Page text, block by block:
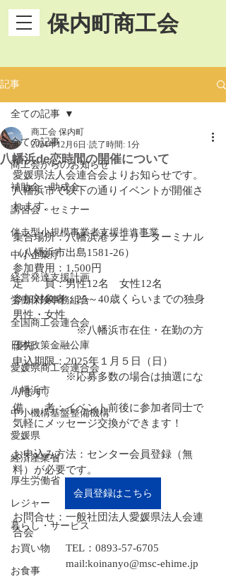
保内町商工会
記事
全ての記事
商工会からのお知らせ
補助金・助成金
講習会・セミナー
伴走型小規模事業者支援推進事業
中小企業庁
経営発達支援計画
労働保険事務組合
全国商工会連合会
日本政策金融公庫
愛媛県商工会連合会
八幡浜市
中小機構基盤整備機構
愛媛県
経済産業省
厚生労働省
レジャー
暮らし・サービス
お買い物
お食事
全ての記事
八幡浜de恋時間の開催について
商工会 保内町
2024年12月6日 読了時間: 1分
愛媛県法人会連合会よりお知らせです。
八幡浜市で以下の通りイベントが開催さ
れます。
集合場所：八幡浜港フェリーターミナル
（八幡浜市出島1581-26）
参加費用：1,500円
定　　員：男性12名　女性12名
参加対象者：25～40歳くらいまでの独身
男性・女性
※八幡浜市在住・在勤の方
優先
申込期限：2025年１月５日（日）
※応募多数の場合は抽選にな
ります。
備　　考：イベント前後に参加者同士で
気軽にメッセージ交換ができます！
お申込み方法：センター会員登録（無
料）が必要です。
会員登録はこちら
お問合せ：一般社団法人愛媛県法人会連
合会
TEL：0893-57-6705
mail:koinanyo@msc-ehime.jp